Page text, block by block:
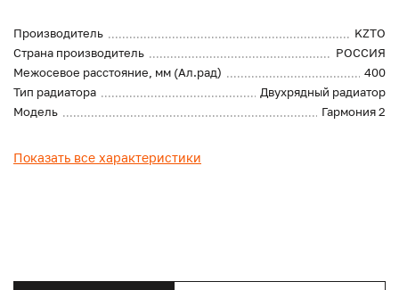
Производитель
KZTO
Страна производитель
РОССИЯ
Межосевое расстояние, мм (Ал.рад)
400
Тип радиатора
Двухрядный радиатор
Модель
Гармония 2
Показать все характеристики